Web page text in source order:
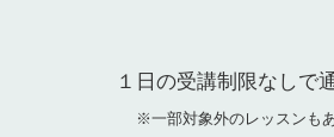
１日の受講制限なしで
※一部対象外のレッスンもあ